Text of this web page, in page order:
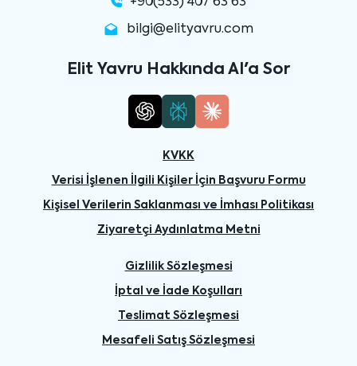
bilgi@elityavru.com
Elit Yavru Hakkında AI'a Sor
KVKK
Verisi İşlenen İlgili Kişiler İçin Başvuru Formu
Kişisel Verilerin Saklanması ve İmhası Politikası
Ziyaretçi Aydınlatma Metni
Gizlilik Sözleşmesi
İptal ve İade Koşulları
Teslimat Sözleşmesi
Mesafeli Satış Sözleşmesi